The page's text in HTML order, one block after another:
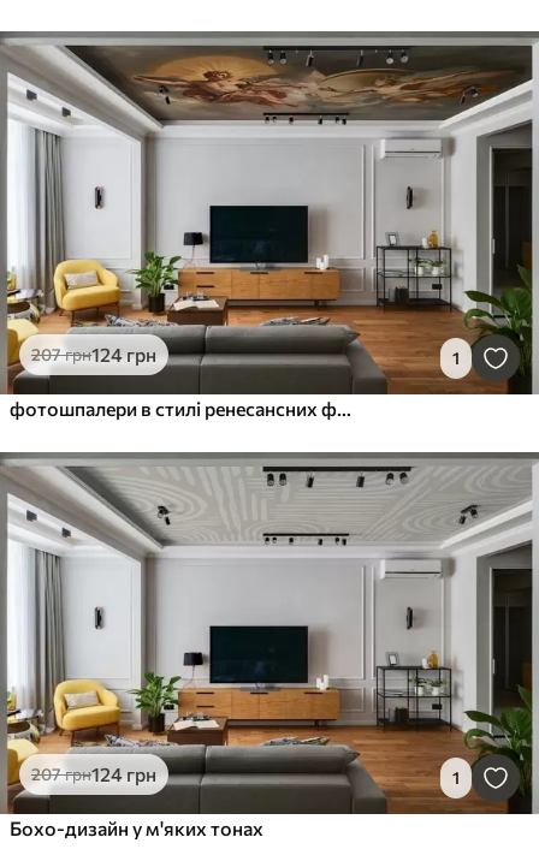
207грн124 грн 1
207грн124 грн 1
Бохо-дизайн у м'яких тонах